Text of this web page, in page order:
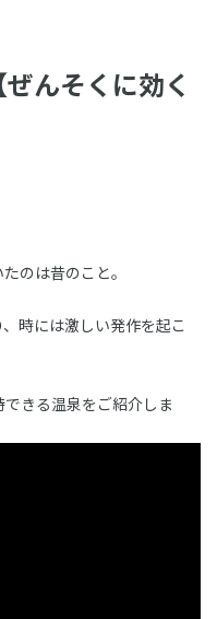
んそくに効く
のは昔のこと。
時には激しい発作を起こ
きる温泉をご紹介しま